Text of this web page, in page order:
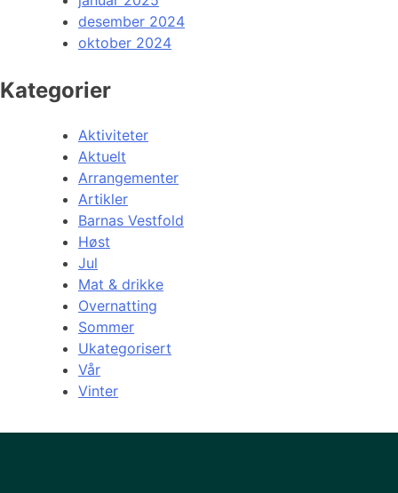
desember 2024
oktober 2024
Kategorier
Aktiviteter
Aktuelt
Arrangementer
Artikler
Barnas Vestfold
Høst
Jul
Mat & drikke
Overnatting
Sommer
Ukategorisert
Vår
Vinter